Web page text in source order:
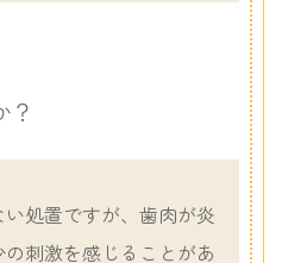
？
処置ですが、歯肉が炎
刺激を感じることがあ